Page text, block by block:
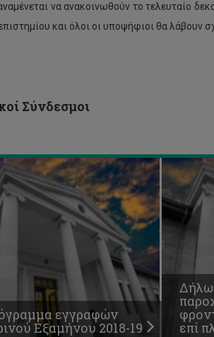
να ανακοινωθούν το τελευταίο
και όλοι οι υποψήφιοι θα λάβουν
Σύνδεσμοι
εγγραφών
Εξαμήνου 2018-19 επί